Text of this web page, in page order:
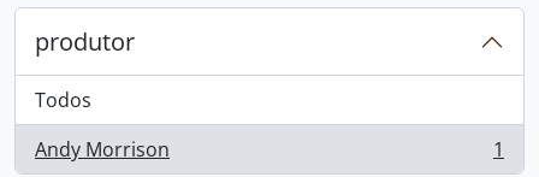
produtor
Todos
Andy Morrison
, 1 resultados 1